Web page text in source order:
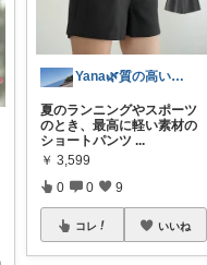
Yana🌿質の高い暮らしのROOM
夏のランニングやスポーツ
のとき、最高に軽い素材の
ショートパンツ ...
￥ 3,599
0 0 9
コレ いいね